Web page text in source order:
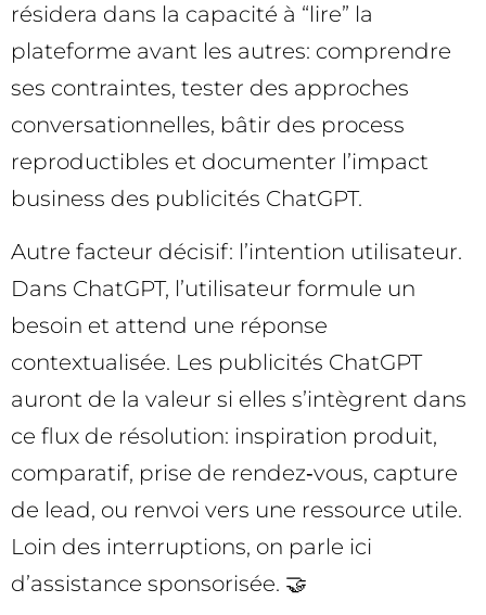
résidera dans la capacité à “lire” la
plateforme avant les autres: comprendre
ses contraintes, tester des approches
conversationnelles, bâtir des process
reproductibles et documenter l’impact
business des publicités ChatGPT.
Autre facteur décisif: l’intention utilisateur.
Dans ChatGPT, l’utilisateur formule un
besoin et attend une réponse
contextualisée. Les publicités ChatGPT
auront de la valeur si elles s’intègrent dans
ce flux de résolution: inspiration produit,
comparatif, prise de rendez‑vous, capture
de lead, ou renvoi vers une ressource utile.
Loin des interruptions, on parle ici
d’assistance sponsorisée. 🤝